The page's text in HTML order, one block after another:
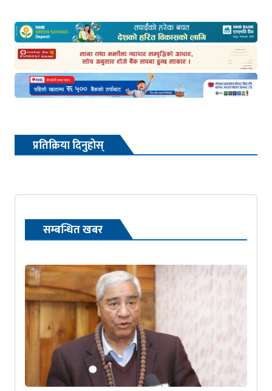
प्रतिक्रिया दिनुहोस्
सम्बन्धित खबर